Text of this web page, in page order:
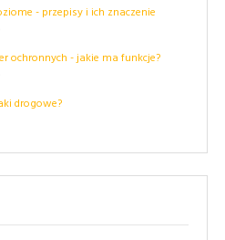
- przepisy i ich znaczenie
ochronnych - jakie ma funkcje?
drogowe?